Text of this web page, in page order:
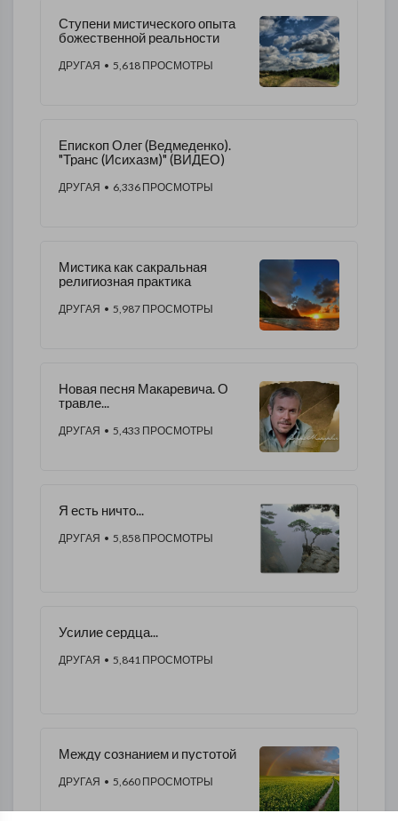
Ступени мистического опыта
божественной реальности
ДРУГАЯ • 5,618 ПРОСМОТРЫ
Епископ Олег (Ведмеденко).
"Транс (Исихазм)" (ВИДЕО)
ДРУГАЯ • 6,336 ПРОСМОТРЫ
Мистика как сакральная
религиозная практика
ДРУГАЯ • 5,987 ПРОСМОТРЫ
Новая песня Макаревича. О
травле...
ДРУГАЯ • 5,433 ПРОСМОТРЫ
Я есть ничто...
ДРУГАЯ • 5,858 ПРОСМОТРЫ
Усилие сердца...
ДРУГАЯ • 5,841 ПРОСМОТРЫ
Между сознанием и пустотой
ДРУГАЯ • 5,660 ПРОСМОТРЫ